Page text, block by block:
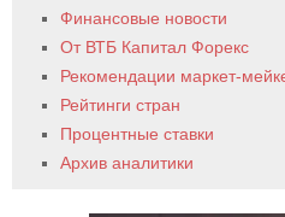
Финансовые новости
От ВТБ Капитал Форекс
Рекомендации маркет-
Рейтинги стран
Процентные ставки
Архив аналитики